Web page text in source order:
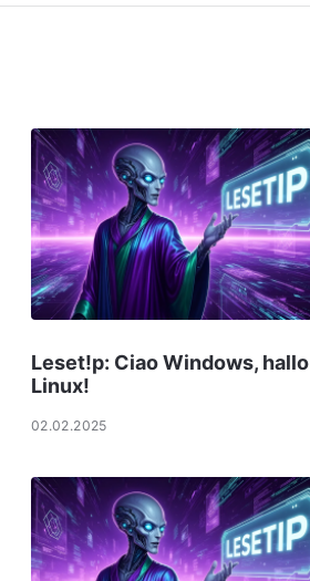
Leset!p: Ciao Windows, hallo
Linux!
02.02.2025